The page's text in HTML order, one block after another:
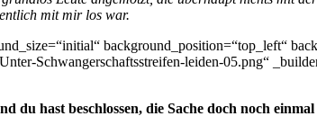
mit mir los war.
background_position=“top_left“
Schwangerschaftsstreifen-leiden-05.png“
hast beschlossen, die Sache doch noch